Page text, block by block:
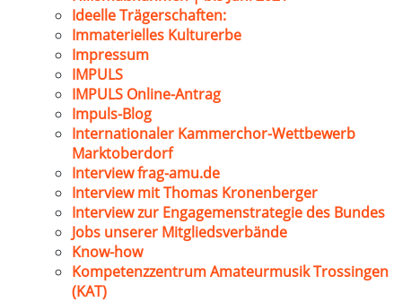
Ideelle Trägerschaften:
Immaterielles Kulturerbe
Impressum
IMPULS
IMPULS Online-Antrag
Impuls-Blog
Internationaler Kammerchor-Wettbewerb
Marktoberdorf
Interview frag-amu.de
Interview mit Thomas Kronenberger
Interview zur Engagemenstrategie des Bundes
Jobs unserer Mitgliedsverbände
Know-how
Kompetenzzentrum Amateurmusik Trossingen
(KAT)